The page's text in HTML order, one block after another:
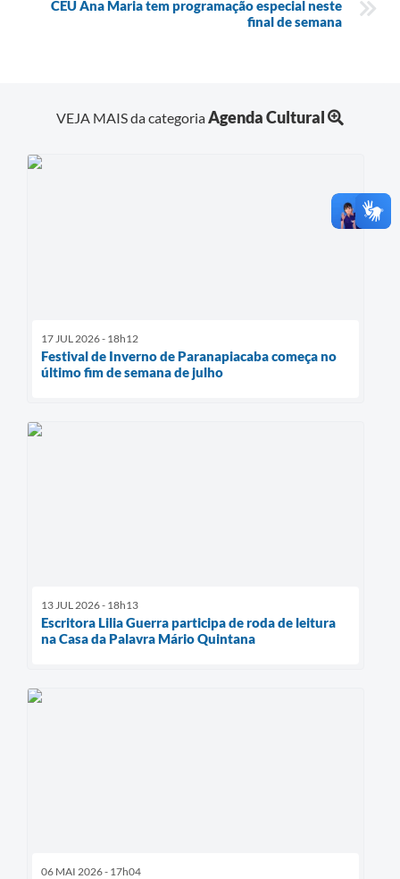
CEU Ana Maria tem programação especial neste
final de semana
VEJA MAIS da categoriaAgenda Cultural
17 JUL 2026 - 18h12
Festival de Inverno de Paranapiacaba começa no
último fim de semana de julho
13 JUL 2026 - 18h13
Escritora Lilia Guerra participa de roda de leitura
na Casa da Palavra Mário Quintana
06 MAI 2026 - 17h04